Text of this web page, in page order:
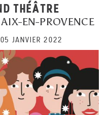
THÉÂTRE
EN-PROVENCE
05 JANVIER 2022